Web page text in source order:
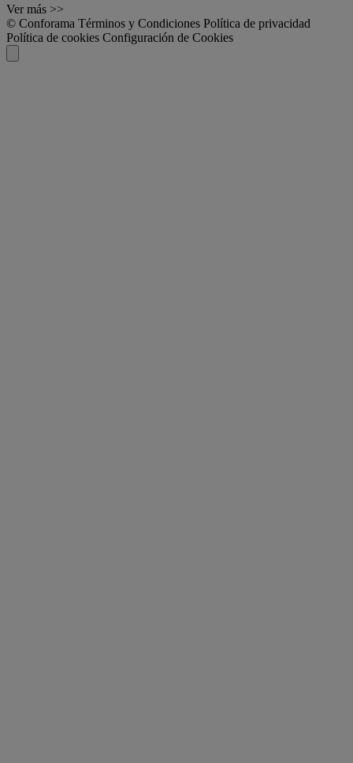
Ver más >>
© Conforama Términos y Condiciones Política de privacidad
Política de cookies Configuración de Cookies